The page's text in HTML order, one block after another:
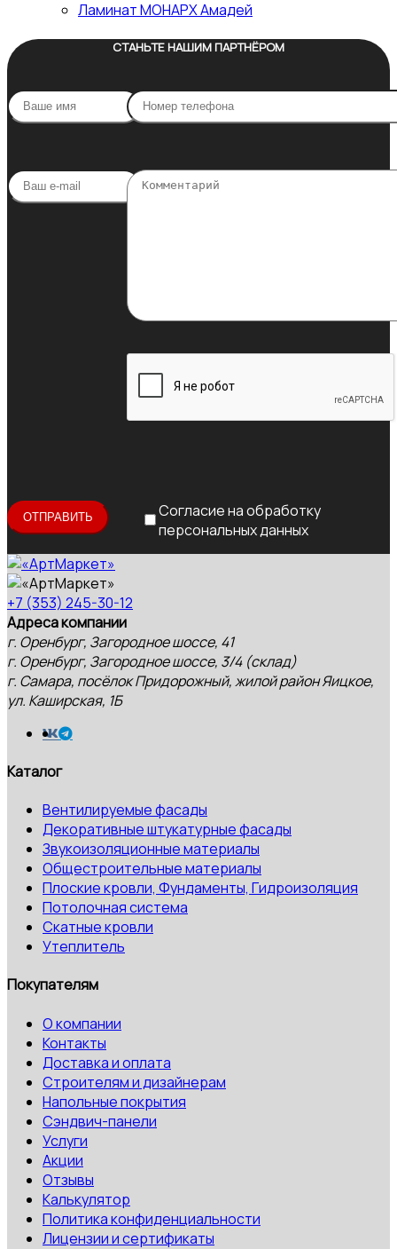
Ламинат МОНАРХ Амадей
СТАНЬТЕ НАШИМ ПАРТНЁРОМ
Согласие на обработку
персональных данных
+7 (353) 245-30-12
Адреса компании
г. Оренбург, Загородное шоссе, 41
г. Оренбург, Загородное шоссе, 3/4 (склад)
г. Самара, посёлок Придорожный, жилой район Яицкое,
ул. Каширская, 1Б
Каталог
Вентилируемые фасады
Декоративные штукатурные фасады
Звукоизоляционные материалы
Общестроительные материалы
Плоские кровли, Фундаменты, Гидроизоляция
Потолочная система
Скатные кровли
Утеплитель
Покупателям
О компании
Контакты
Доставка и оплата
Строителям и дизайнерам
Напольные покрытия
Сэндвич-панели
Услуги
Акции
Отзывы
Калькулятор
Политика конфиденциальности
Лицензии и сертификаты